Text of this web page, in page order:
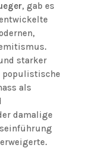
, gab es
starker
als
damalige